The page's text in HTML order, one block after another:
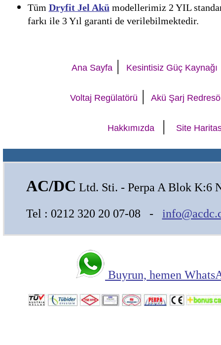
Tüm Dryfit Jel Akü modellerimiz 2 YIL
farkı ile 3 Yıl garanti de verilebilmektedir.
Ana Sayfa | Kesintisiz Güç Kaynağı
Voltaj Regülatörü | Akü Şarj
Hakkımızda | Site
AC/DC Ltd. Sti. - Perpa A Blok K:6
Tel : 0212 320 20 07-08 -
Buyrun, hemen